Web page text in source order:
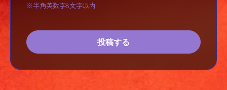
※半角英数字8文字以内
投稿する